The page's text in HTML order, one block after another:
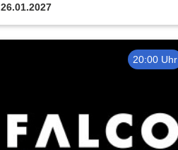
26.01.2027
20:00 Uhr